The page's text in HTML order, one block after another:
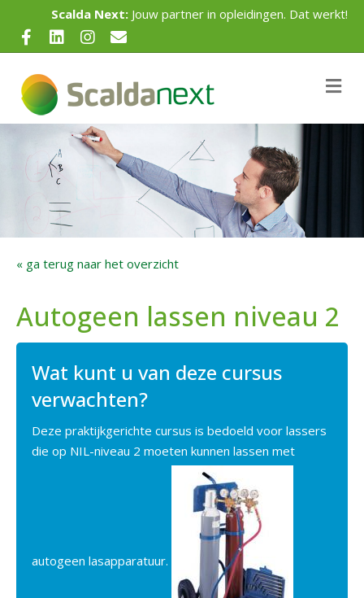
Scalda Next: Jouw partner in opleidingen. Dat werkt!
Facebook
LinkedinInstagram
Email
« ga terug naar het overzicht
Autogeen lassen niveau 2
Wat kunt u van deze cursus
verwachten?
Deze praktijkgerichte cursus is bedoeld voor lassers
die op NIL-niveau 2 moeten kunnen lassen met
autogeen lasapparatuur.